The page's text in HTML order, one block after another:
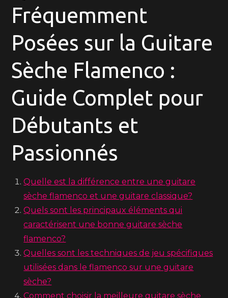
Fréquemment
Posées sur la Guitare
Sèche Flamenco :
Guide Complet pour
Débutants et
Passionnés
Quelle est la différence entre une guitare
sèche flamenco et une guitare classique?
Quels sont les principaux éléments qui
caractérisent une bonne guitare sèche
flamenco?
Quelles sont les techniques de jeu spécifiques
utilisées dans le flamenco sur une guitare
sèche?
Comment choisir la meilleure guitare sèche